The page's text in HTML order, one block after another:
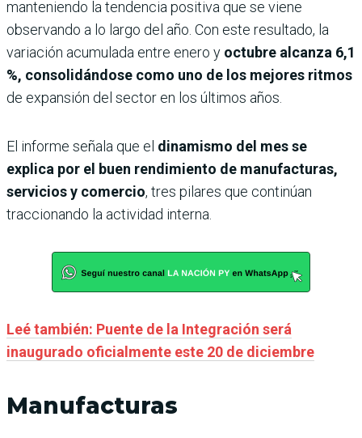
manteniendo la tendencia positiva que se viene
observando a lo largo del año. Con este resultado, la
variación acumulada entre enero y octubre alcanza 6,1
%, consolidándose como uno de los mejores ritmos
de expansión del sector en los últimos años.
El informe señala que el dinamismo del mes se
explica por el buen rendimiento de manufacturas,
servicios y comercio, tres pilares que continúan
traccionando la actividad interna.
Leé también: Puente de la Integración será
inaugurado oficialmente este 20 de diciembre
Manufacturas